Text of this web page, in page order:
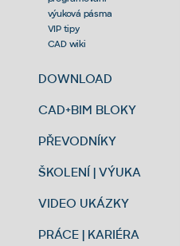
výuková pásma
VIP tipy
CAD wiki
DOWNLOAD
CAD+BIM BLOKY
PŘEVODNÍKY
ŠKOLENÍ | VÝUKA
VIDEO UKÁZKY
PRÁCE | KARIÉRA